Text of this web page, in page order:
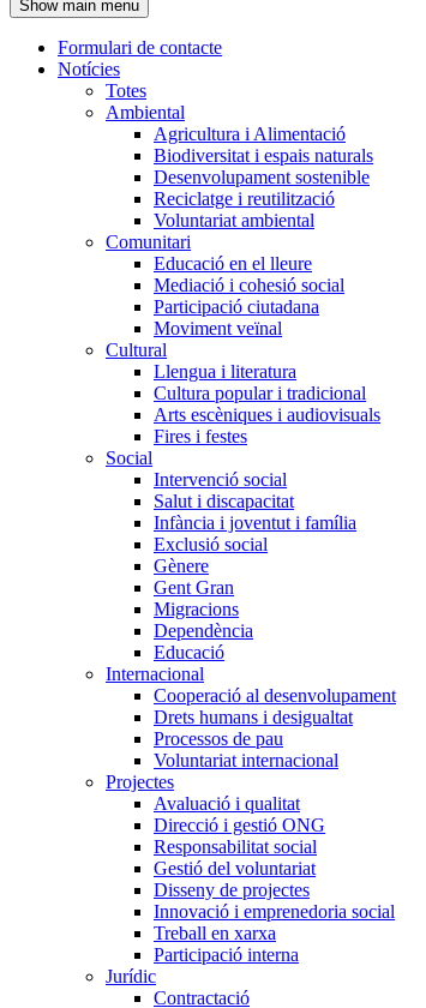
l'encapçalament
Show main menu
Navegació
principal
Formulari de contacte
Notícies
Totes
Ambiental
Agricultura i Alimentació
Biodiversitat i espais naturals
Desenvolupament sostenible
Reciclatge i reutilització
Voluntariat ambiental
Comunitari
Educació en el lleure
Mediació i cohesió social
Participació ciutadana
Moviment veïnal
Cultural
Llengua i literatura
Cultura popular i tradicional
Arts escèniques i audiovisuals
Fires i festes
Social
Intervenció social
Salut i discapacitat
Infància i joventut i família
Exclusió social
Gènere
Gent Gran
Migracions
Dependència
Educació
Internacional
Cooperació al desenvolupament
Drets humans i desigualtat
Processos de pau
Voluntariat internacional
Projectes
Avaluació i qualitat
Direcció i gestió ONG
Responsabilitat social
Gestió del voluntariat
Disseny de projectes
Innovació i emprenedoria social
Treball en xarxa
Participació interna
Jurídic
Contractació